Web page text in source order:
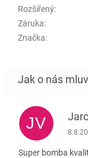
Rozšířený:
Záruka:
Značka:
JV
Super bomba